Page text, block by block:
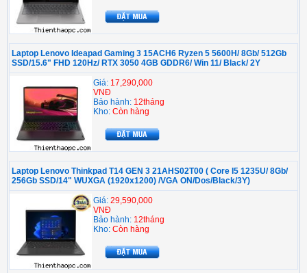
Laptop Lenovo Ideapad Gaming 3 15ACH6 Ryzen 5 5600H/ 8Gb/ 512Gb
SSD/15.6" FHD 120Hz/ RTX 3050 4GB GDDR6/ Win 11/ Black/ 2Y
Giá: 17,290,000
VNĐ
Bảo hành: 12tháng
Kho: Còn hàng
Laptop Lenovo Thinkpad T14 GEN 3 21AHS02T00 ( Core I5 1235U/ 8Gb/
256Gb SSD/14" WUXGA (1920x1200) /VGA ON/Dos/Black/3Y)
Giá: 29,590,000
VNĐ
Bảo hành: 12tháng
Kho: Còn hàng